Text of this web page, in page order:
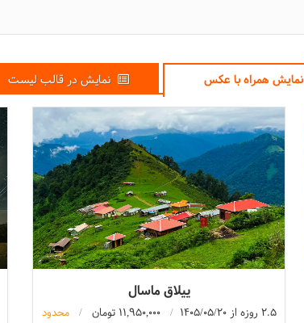
نمایش همراه با عکس نمایش در قالب لیست
ییلاق ماسال
2.5 روزه از 1405/05/20 11,950,000 تومان
محدود